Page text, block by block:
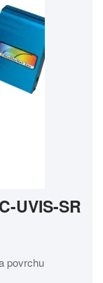
UVIS-SR
povrchu